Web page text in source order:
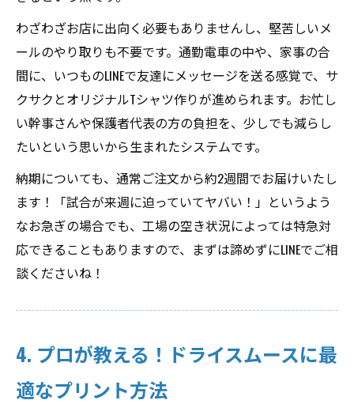
わざわざお店に出向く必要もありませんし、堅苦しいメ
ールのやり取りも不要です。通勤電車の中や、家事の合
間に、いつものLINEで友達にメッセージを送る感覚で、サ
クサクとオリジナルTシャツ作りが進められます。お忙し
い幹事さんや保護者代表の方の負担を、少しでも減らし
たいという思いから生まれたシステムです。
納期についても、通常ご注文から約2週間でお届けいたし
ます！「試合が来週に迫っていてヤバい！」というよう
なお急ぎの場合でも、工場の空き状況によっては特急対
応できることもありますので、まずは諦めずにLINEでご相
談くださいね！
4. プロが教える！ドライスムースに最
適なプリント方法